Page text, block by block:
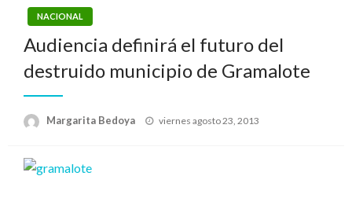
NACIONAL
Audiencia definirá el futuro del
destruido municipio de Gramalote
Margarita Bedoya
Publicado
viernes agosto 23, 2013